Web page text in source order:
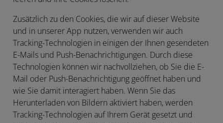
Zusätzlich zu den Cookies, die wir auf dieser Website
und in unserer App nutzen, verwenden wir auch
Tracking-Technologien in einigen der Ihnen gesendeten
E-Mails und Push-Benachrichtigungen. Durch diese
Technologien können wir nachvollziehen, ob Sie die E-
Mail oder Push-Benachrichtigung geöffnet haben und
wie Sie damit interagiert haben. Wenn Sie das
Herunterladen von Bildern aktiviert haben, werden
Tracking-Technologien auf Ihrem Gerät gesetzt und